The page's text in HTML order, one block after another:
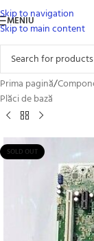
Skip to navigation
Skip to main content
MENIU
Prima pagină/
Plăci de bază
SOLD OUT